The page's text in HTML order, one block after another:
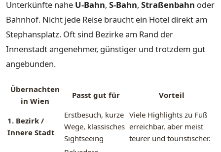
Unterkünfte nahe U-Bahn, S-Bahn, Straßenbahn oder
Bahnhof. Nicht jede Reise braucht ein Hotel direkt am
Stephansplatz. Oft sind Bezirke am Rand der
Innenstadt angenehmer, günstiger und trotzdem gut
angebunden.
Übernachten
in Wien
Passt gut für Vorteil
1. Bezirk /
Innere Stadt
Erstbesuch, kurze
Wege, klassisches
Sightseeing
Viele Highlights zu Fuß
erreichbar, aber meist
teurer und touristischer.